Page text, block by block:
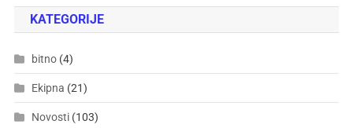
KATEGORIJE
bitno(4)
Ekipna (21)
Novosti(103)